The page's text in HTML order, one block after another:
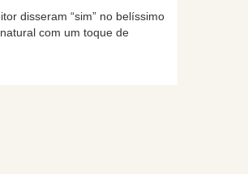
disseram “sim” no belíssimo
com um toque de